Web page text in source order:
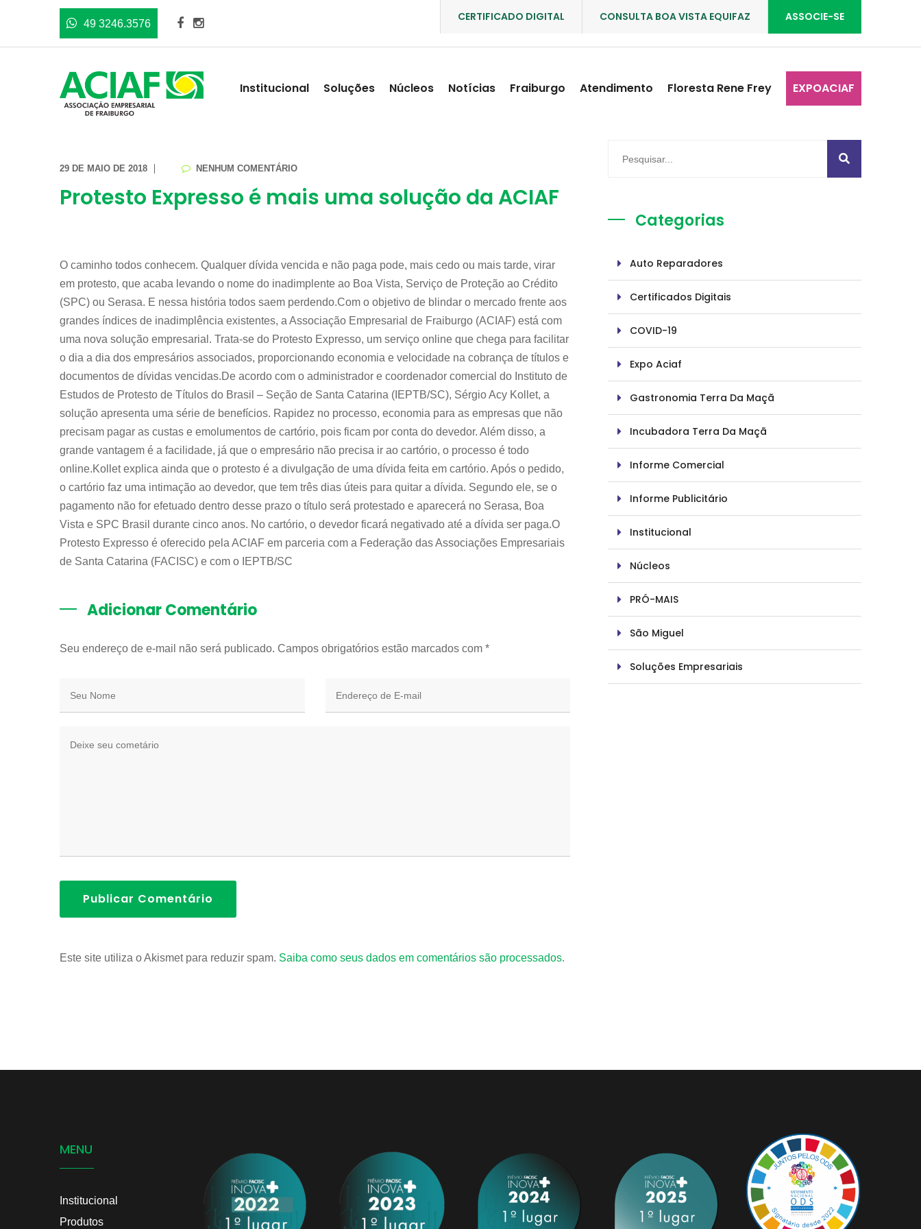
49 3246.3576
ASSOCIE-SE
CONSULTA BOA VISTA EQUIFAZ
CERTIFICADO DIGITAL
Institucional Soluções Núcleos Notícias Fraiburgo Atendimento Floresta Rene Frey EXPOACIAF
29 DE MAIO DE 2018 NENHUM COMENTÁRIO
Protesto Expresso é mais uma solução da ACIAF
O caminho todos conhecem. Qualquer dívida vencida e não paga pode, mais cedo ou mais tarde, virar
em protesto, que acaba levando o nome do inadimplente ao Boa Vista, Serviço de Proteção ao Crédito
(SPC) ou Serasa. E nessa história todos saem perdendo.Com o objetivo de blindar o mercado frente aos
grandes índices de inadimplência existentes, a Associação Empresarial de Fraiburgo (ACIAF) está com
uma nova solução empresarial. Trata-se do Protesto Expresso, um serviço online que chega para facilitar
o dia a dia dos empresários associados, proporcionando economia e velocidade na cobrança de títulos e
documentos de dívidas vencidas.De acordo com o administrador e coordenador comercial do Instituto de
Estudos de Protesto de Títulos do Brasil – Seção de Santa Catarina (IEPTB/SC), Sérgio Acy Kollet, a
solução apresenta uma série de benefícios. Rapidez no processo, economia para as empresas que não
precisam pagar as custas e emolumentos de cartório, pois ficam por conta do devedor. Além disso, a
grande vantagem é a facilidade, já que o empresário não precisa ir ao cartório, o processo é todo
online.Kollet explica ainda que o protesto é a divulgação de uma dívida feita em cartório. Após o pedido,
o cartório faz uma intimação ao devedor, que tem três dias úteis para quitar a dívida. Segundo ele, se o
pagamento não for efetuado dentro desse prazo o título será protestado e aparecerá no Serasa, Boa
Vista e SPC Brasil durante cinco anos. No cartório, o devedor ficará negativado até a dívida ser paga.O
Protesto Expresso é oferecido pela ACIAF em parceria com a Federação das Associações Empresariais
de Santa Catarina (FACISC) e com o IEPTB/SC
Adicionar Comentário
Seu endereço de e-mail não será publicado. Campos obrigatórios estão marcados com *
Publicar Comentário
Este site utiliza o Akismet para reduzir spam. Saiba como seus dados em comentários são processados.
Categorias
Auto Reparadores
Certificados Digitais
COVID-19
Expo Aciaf
Gastronomia Terra Da Maçã
Incubadora Terra Da Maçã
Informe Comercial
Informe Publicitário
Institucional
Núcleos
PRÓ-MAIS
São Miguel
Soluções Empresariais
MENU
Institucional
Produtos